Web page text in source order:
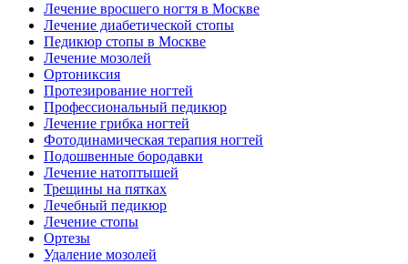
Лечение вросшего ногтя в Москве
Лечение диабетической стопы
Педикюр стопы в Москве
Лечение мозолей
Ортониксия
Протезирование ногтей
Профессиональный педикюр
Лечение грибка ногтей
Фотодинамическая терапия ногтей
Подошвенные бородавки
Лечение натоптышей
Трещины на пятках
Лечебный педикюр
Лечение стопы
Ортезы
Удаление мозолей